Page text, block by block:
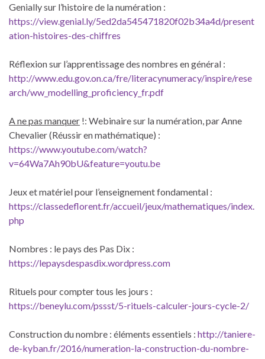
Genially sur l’histoire de la numération :
https://view.genial.ly/5ed2da545471820f02b34a4d/present
ation-histoires-des-chiffres
Réflexion sur l’apprentissage des nombres en général :
http://www.edu.gov.on.ca/fre/literacynumeracy/inspire/rese
arch/ww_modelling_proficiency_fr.pdf
A ne pas manquer !: Webinaire sur la numération, par Anne
Chevalier (Réussir en mathématique) :
https://www.youtube.com/watch?
v=64Wa7Ah90bU&feature=youtu.be
Jeux et matériel pour l’enseignement fondamental :
https://classedeflorent.fr/accueil/jeux/mathematiques/index.
php
Nombres : le pays des Pas Dix :
https://lepaysdespasdix.wordpress.com
Rituels pour compter tous les jours :
https://beneylu.com/pssst/5-rituels-calculer-jours-cycle-2/
Construction du nombre : éléments essentiels : http://taniere-
de-kyban.fr/2016/numeration-la-construction-du-nombre-